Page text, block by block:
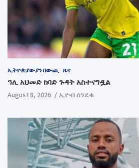
ኢትዮጵያውያን በውጪ ዜና
ዓሊ አህመድ ከባድ ጉዳት አስተናግዷል
August 8, 2026 ኢዮብ ሰንደቁ